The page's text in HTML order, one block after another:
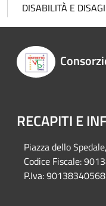
DISABILITÀ E
RECAPITI E
Piazza dello
Codice Fiscale:
P.Iva: 90138340568